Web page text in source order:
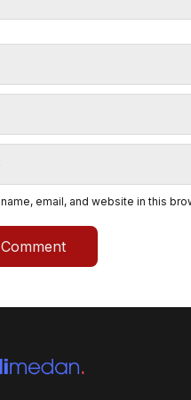
email, and website in this